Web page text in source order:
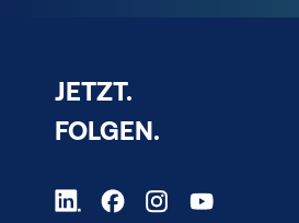
JETZT.
FOLGEN.